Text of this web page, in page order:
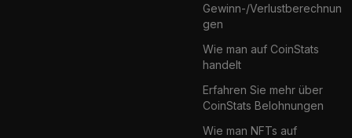
Gewinn-/Verlustberechnun
gen
Wie man auf CoinStats
handelt
Erfahren Sie mehr über
CoinStats Belohnungen
Wie man NFTs auf